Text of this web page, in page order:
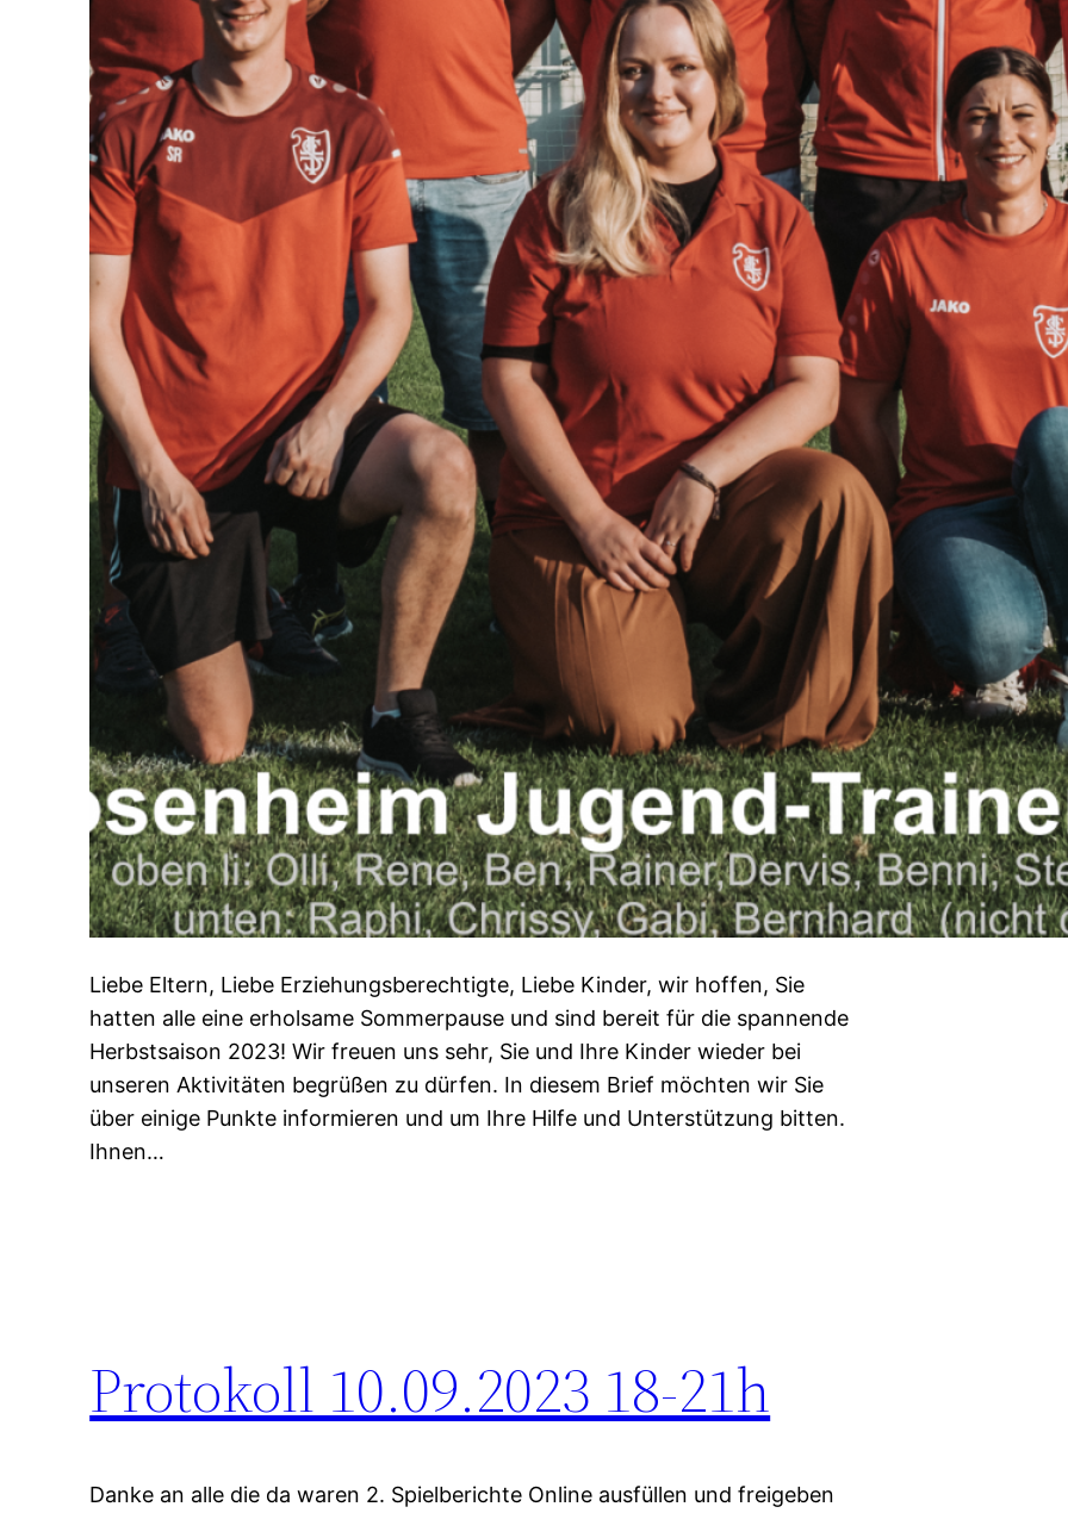
Liebe Eltern, Liebe Erziehungsberechtigte, Liebe Kinder, wir hoffen, Sie
hatten alle eine erholsame Sommerpause und sind bereit für die spannende
Herbstsaison 2023! Wir freuen uns sehr, Sie und Ihre Kinder wieder bei
unseren Aktivitäten begrüßen zu dürfen. In diesem Brief möchten wir Sie
über einige Punkte informieren und um Ihre Hilfe und Unterstützung bitten.
Ihnen…
Protokoll 10.09.2023 18-21h
Danke an alle die da waren 2. Spielberichte Online ausfüllen und freigeben